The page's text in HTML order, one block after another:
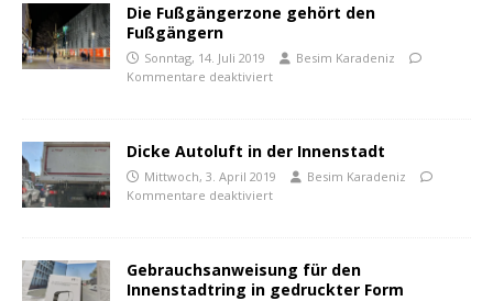
Die Fußgängerzone gehört den
Fußgängern
Sonntag, 14. Juli 2019
Besim Karadeniz
Kommentare deaktiviert
Dicke Autoluft in der Innenstadt
Mittwoch, 3. April 2019
Besim Karadeniz
Kommentare deaktiviert
Gebrauchsanweisung für den
Innenstadtring in gedruckter Form